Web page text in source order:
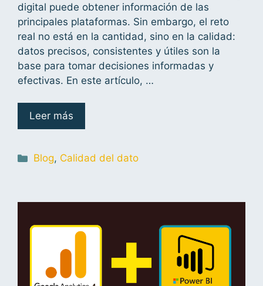
digital puede obtener información de las
principales plataformas. Sin embargo, el reto
real no está en la cantidad, sino en la calidad:
datos precisos, consistentes y útiles son la
base para tomar decisiones informadas y
efectivas. En este artículo, …
Leer más
Blog, Calidad del dato